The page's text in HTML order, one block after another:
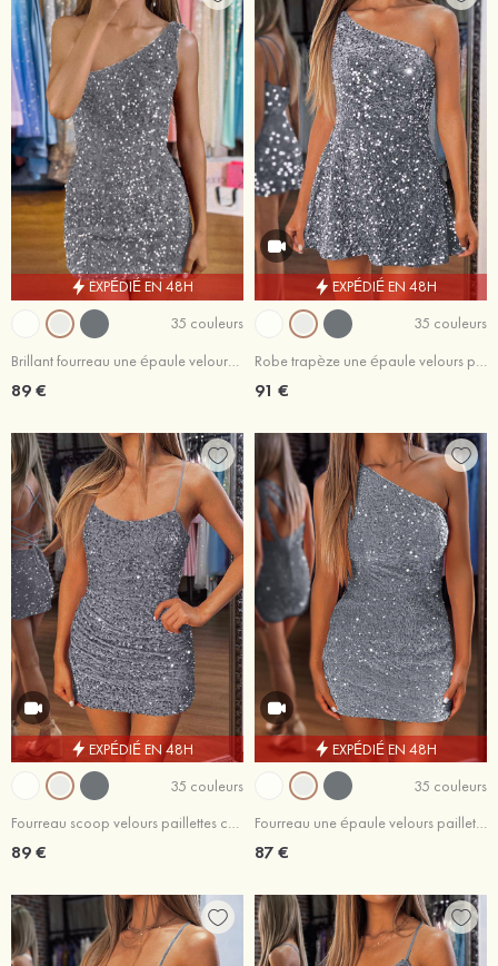
EXPÉDIÉ EN 48H
35 couleurs
Brillant fourreau une épaule velours paillettes courte/mini robe de fête de la rentrée
89 €
EXPÉDIÉ EN 48H
35 couleurs
Robe trapèze une épaule velours paillettes courte/mini robe de fête de la rentrée
91 €
EXPÉDIÉ EN 48H
35 couleurs
Fourreau scoop velours paillettes courte/mini robe de fête de la rentrée
89 €
EXPÉDIÉ EN 48H
35 couleurs
Fourreau une épaule velours paillettes courte/mini robe de fête de la rentrée
87 €